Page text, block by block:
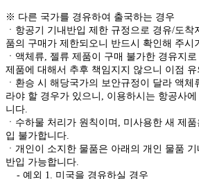
※ 다른 국가를 경유하여 출국하는 경우
ㆍ항공기 기내반입 제한 규정으로 경유/도착
품의 구매가 제한되오니 반드시 확인해 주시
ㆍ액체류, 젤류 제품이 구매 불가한 경유지
제품에 대해서 추후 책임지지 않으니 이점 유
ㆍ환승 시 해당국가의 보안규정이 달라 액
라야 할 경우가 있으니, 이용하시는 항공사
니다.
ㆍ수하물 처리가 원칙이며, 미사용한 새 제
입 불가합니다.
ㆍ개인이 소지한 물품은 아래의 개인 물품
반입 가능합니다.
- 예외 1. 미국을 경유하실 경우